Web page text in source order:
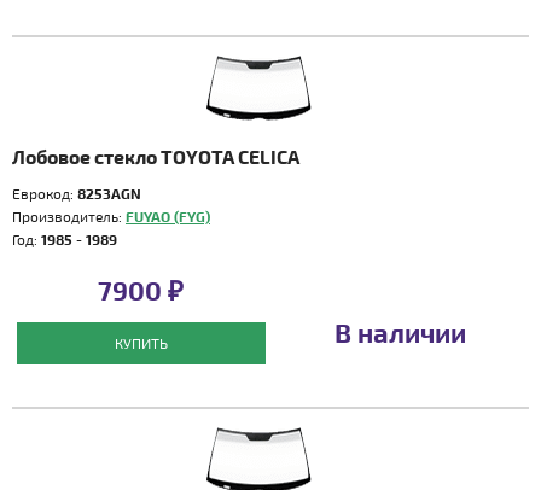
Лобовое стекло TOYOTA CELICA
Еврокод: 8253AGN
Производитель: FUYAO (FYG)
Год: 1985 - 1989
7900 ₽
КУПИТЬ В наличии